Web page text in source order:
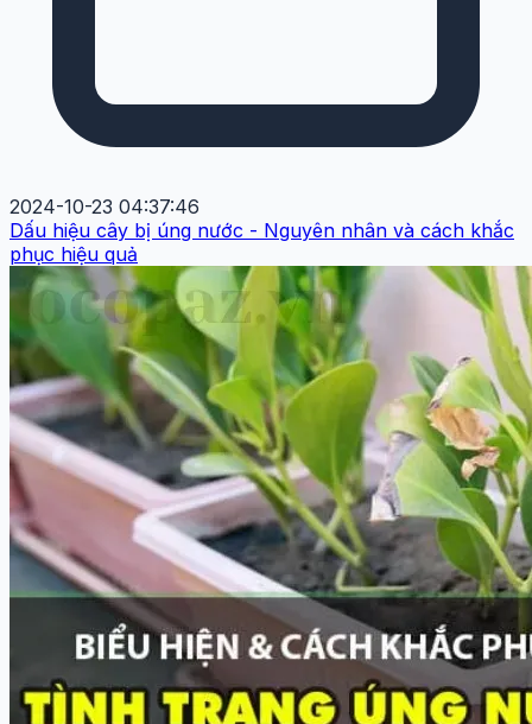
2024-10-23 04:37:46
Dấu hiệu cây bị úng nước - Nguyên nhân và cách khắc
phục hiệu quả